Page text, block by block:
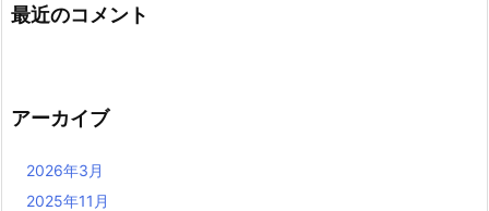
最近のコメント
アーカイブ
2026年3月
2025年11月